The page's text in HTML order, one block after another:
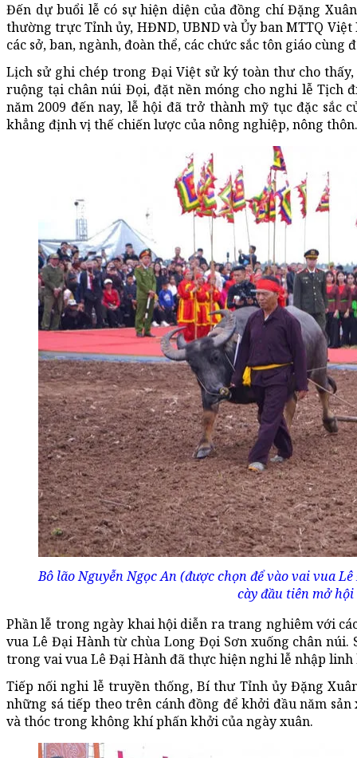
Đến dự buổi lễ có sự hiện diện của đồng chí Đặng
thường trực Tỉnh ủy, HĐND, UBND và Ủy ban MTTQ
các sở, ban, ngành, đoàn thể, các chức sắc tôn giáo
Lịch sử ghi chép trong Đại Việt sử ký toàn thư cho
ruộng tại chân núi Đọi, đặt nền móng cho nghi lễ Tịch
năm 2009 đến nay, lễ hội đã trở thành mỹ tục đặc
khẳng định vị thế chiến lược của nông nghiệp, nông thôn.
Bô lão Nguyễn Ngọc An (được chọn để vào vai vua
cày đầu tiên mở
Phần lễ trong ngày khai hội diễn ra trang nghiêm với
vua Lê Đại Hành từ chùa Long Đọi Sơn xuống chân
trong vai vua Lê Đại Hành đã thực hiện nghi lễ nhập
Tiếp nối nghi lễ truyền thống, Bí thư Tỉnh ủy Đặng
những sá tiếp theo trên cánh đồng để khởi đầu năm
và thóc trong không khí phấn khởi của ngày xuân.